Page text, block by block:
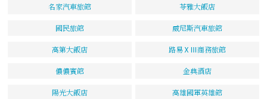
名家汽車旅館 苓雅大飯店
國民旅館 威尼斯汽車旅館
高第大飯店 路易ⅩⅢ商務旅館
儂儂賓館 金典酒店
陽光大飯店 高雄國軍英雄館